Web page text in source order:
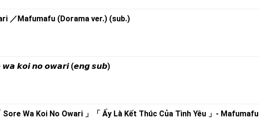
／Mafumafu (Dorama ver.) (sub.)
𝙠𝙤𝙞 𝙣𝙤 𝙤𝙬𝙖𝙧𝙞 (𝙚𝙣𝙜 𝙨𝙪𝙗)
Wa Koi No Owari 」「 Ấy Là Kết Thúc Của Tình Yêu 」- Mafumafu